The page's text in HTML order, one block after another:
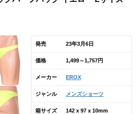
発売 23年3月6日
価格 1,499～1,757円
メーカー EROX
ジャンル メンズショーツ
箱サイズ 142 x 97 x 10mm